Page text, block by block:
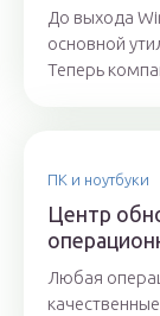
До выхода
основной
Теперь
ПК и ноутбуки
Центр
Любая